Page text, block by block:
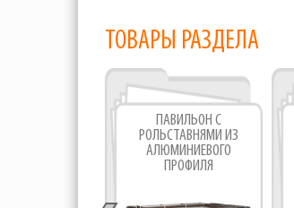
ТОВАРЫ РАЗДЕЛА
ПАВИЛЬОН С
РОЛЬСТАВНЯМИ ИЗ
АЛЮМИНИЕВОГО
ПРОФИЛЯ